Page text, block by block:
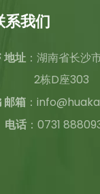
系我们
地址 ：湖南省长沙
D座303
邮箱 ：
电话 ：0731